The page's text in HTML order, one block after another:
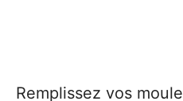
Remplissez vos